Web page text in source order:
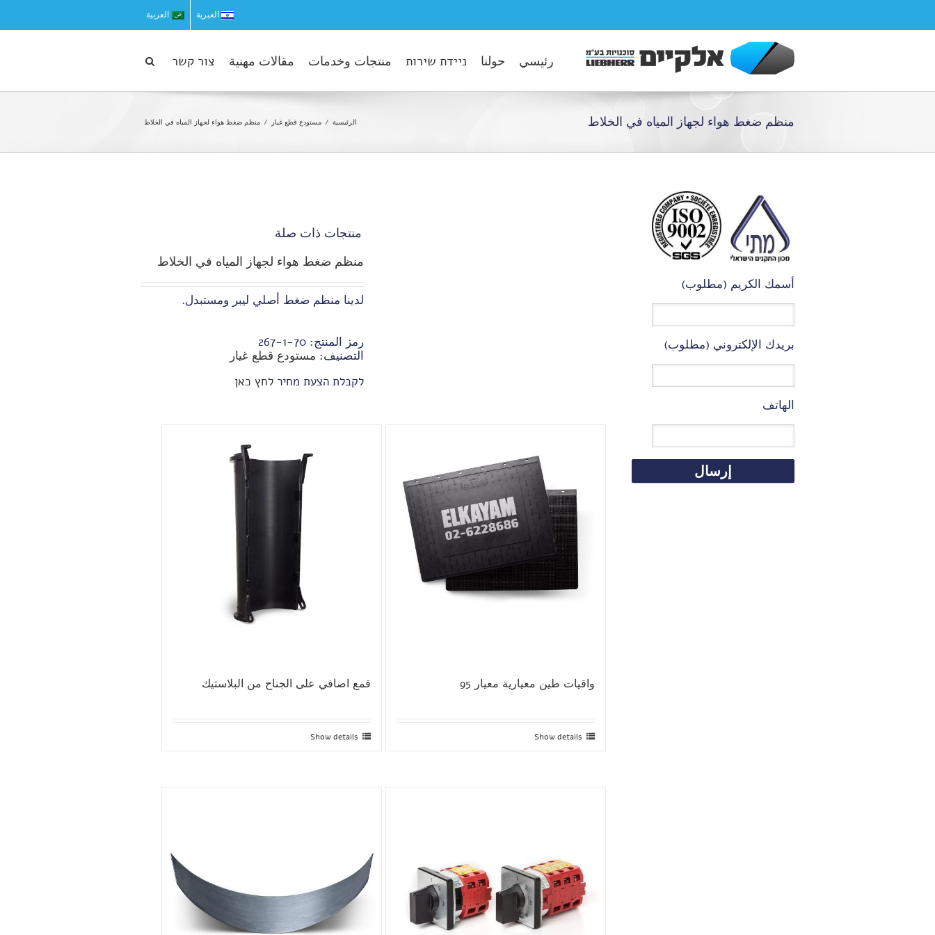
العبرية العربية
رئيسي حولنا ניידת שירות منتجات وخدمات مقالات مهنية צור קשר
منظم ضغط هواء لجهاز المياه في الخلاط الرئيسية مستودع قطع غيار منظم ضغط هواء لجهاز المياه في الخلاط
منظم ضغط هواء لجهاز المياه في الخلاط
لدينا منظم ضغط أصلي ليبر ومستبدل.
رمز المنتج: 70-1-267
التصنيف: مستودع قطع غيار
לקבלת הצעת מחיר לחץ כאן
منتجات ذات صلة
واقيات طين معيارية معيار 95
Show details
قمع اضافي على الجناح من البلاستيك
Show details
أسمك الكريم (مطلوب)
بريدك الإلكتروني (مطلوب)
الهاتف